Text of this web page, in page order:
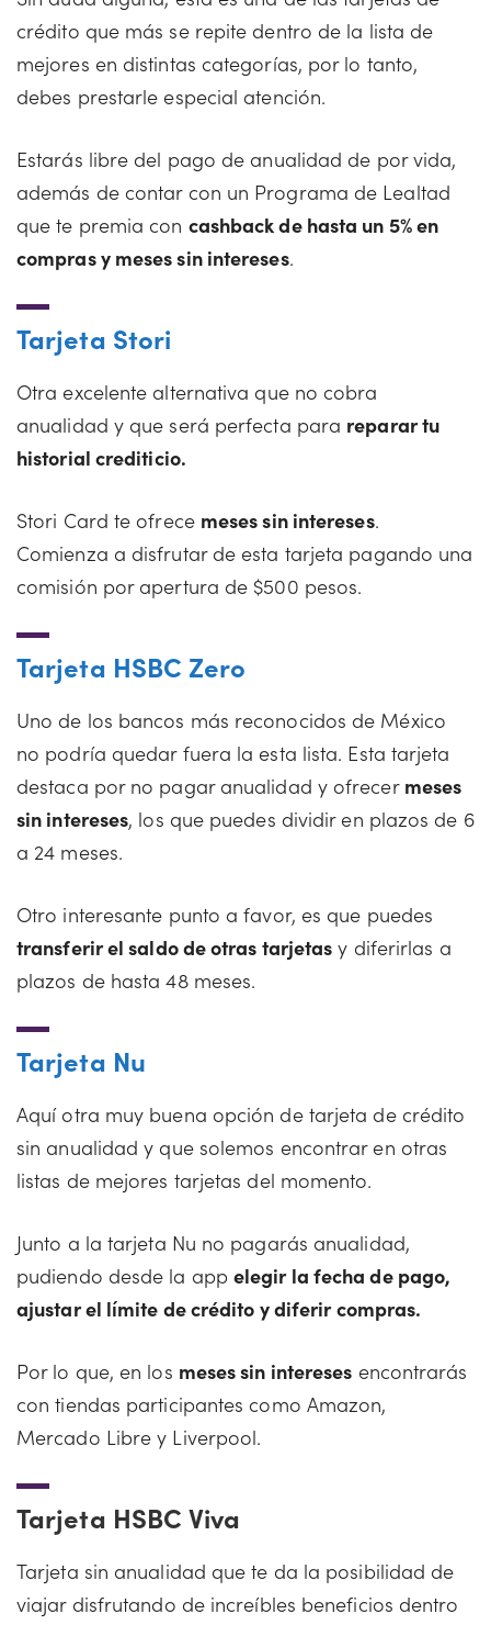
crédito que más se repite dentro de la lista de
mejores en distintas categorías, por lo tanto,
debes prestarle especial atención.
Estarás libre del pago de anualidad de por vida,
además de contar con un Programa de Lealtad
que te premia con cashback de hasta un 5% en
compras y meses sin intereses.
Tarjeta Stori
Otra excelente alternativa que no cobra
anualidad y que será perfecta para reparar tu
historial crediticio.
Stori Card te ofrece meses sin intereses.
Comienza a disfrutar de esta tarjeta pagando una
comisión por apertura de $500 pesos.
Tarjeta HSBC Zero
Uno de los bancos más reconocidos de México
no podría quedar fuera la esta lista. Esta tarjeta
destaca por no pagar anualidad y ofrecer meses
sin intereses, los que puedes dividir en plazos de 6
a 24 meses.
Otro interesante punto a favor, es que puedes
transferir el saldo de otras tarjetas y diferirlas a
plazos de hasta 48 meses.
Tarjeta Nu
Aquí otra muy buena opción de tarjeta de crédito
sin anualidad y que solemos encontrar en otras
listas de mejores tarjetas del momento.
Junto a la tarjeta Nu no pagarás anualidad,
pudiendo desde la app elegir la fecha de pago,
ajustar el límite de crédito y diferir compras.
Por lo que, en los meses sin intereses encontrarás
con tiendas participantes como Amazon,
Mercado Libre y Liverpool.
Tarjeta HSBC Viva
Tarjeta sin anualidad que te da la posibilidad de
viajar disfrutando de increíbles beneficios dentro